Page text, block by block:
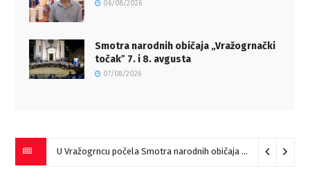
06/08/2026
Smotra narodnih običaja „Vražogrnački
točakˮ 7. i 8. avgusta
07/08/2026
U Vražogrncu počela Smotra narodnih običaja „Vražogrnački točak“